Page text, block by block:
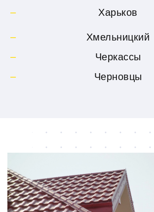
Харьков
Хмельницкий
Черкассы
Черновцы